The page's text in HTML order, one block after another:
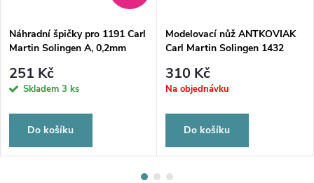
Náhradní špičky pro 1191 Carl
Martin Solingen A, 0,2mm
251 Kč
Skladem 3 ks
Do košíku
Modelovací nůž ANTKOVIAK
Carl Martin Solingen 1432
310 Kč
Na objednávku
Do košíku